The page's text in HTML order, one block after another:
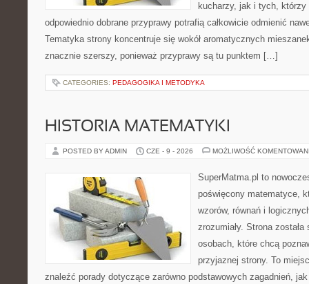
kucharzy, jak i tych, którzy
odpowiednio dobrane przyprawy potrafią całkowicie odmienić
Tematyka strony koncentruje się wokół aromatycznych
znacznie szerszy, ponieważ przyprawy są tu punktem […]
CATEGORIES: PEDAGOGIKA I METODYKA
HISTORIA MATEMATYKI
POSTED BY ADMIN CZE - 9 - 2026 MOŻLIWOŚĆ
SuperMatma.pl to
poświęcony matematyce,
wzorów, równań i
zrozumiały. Strona
osobach, które chcą
przyjaznej strony. To
znaleźć porady dotyczące zarówno podstawowych zagadnień,